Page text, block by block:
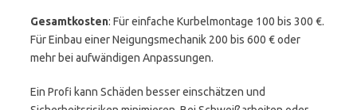
Gesamtkosten: Für einfache Kurbelmontage 100 bis 300 €.
Für Einbau einer Neigungsmechanik 200 bis 600 € oder
mehr bei aufwändigen Anpassungen.
Ein Profi kann Schäden besser einschätzen und